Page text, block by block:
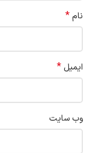
نام*
ایمیل *
وب‌ سایت